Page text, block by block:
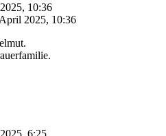
10:36
2025, 10:36
6:25